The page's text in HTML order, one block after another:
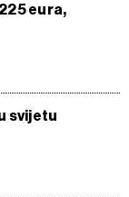
eura,
svijetu